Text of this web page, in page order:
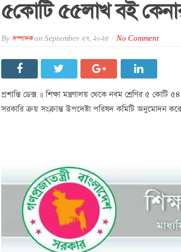
৫কোটি ৫৫লাখ বই কেনার
By সম্পাদকon September 27, 2025 No Comment
প্রশান্তি ডেক্স ॥ শিক্ষা মন্ত্রণালয় থেকে নবম শ্রেণির ৫
সরকারি ক্রয় সংক্রান্ত উপদেষ্টা পরিষদ কমিটি অনুমোদন